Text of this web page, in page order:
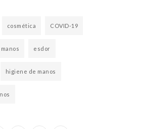
cosmética COVID-19
esdor
higiene de manos